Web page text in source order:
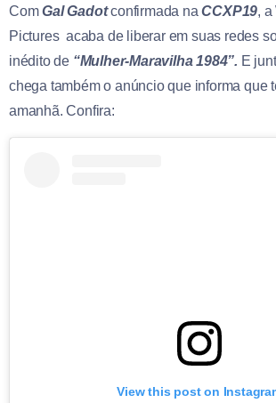
ComGal Gadotconfirmada naCCXP19, a
Pictures acaba de liberar em suas redes
inédito de “Mulher-Maravilha 1984”. E
chega também o anúncio que informa que
amanhã. Confira:
View this post on